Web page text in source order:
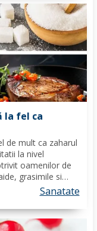
la fel ca
de mult ca zaharul
la nivel
oamenilor de
grasimile si
energie pentru a
Sanatate